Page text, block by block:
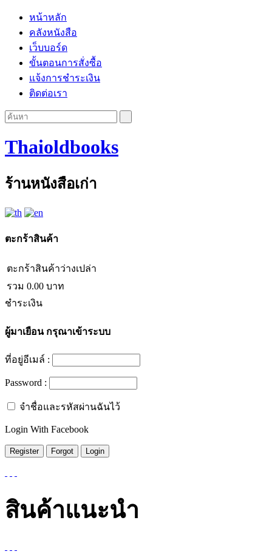
หน้าหลัก
คลังหนังสือ
เว็บบอร์ด
ขั้นตอนการสั่งซื้อ
แจ้งการชำระเงิน
ติดต่อเรา
Thaioldbooks
ร้านหนังสือเก่า
ตะกร้าสินค้า
ตะกร้าสินค้าว่างเปล่า
รวม 0.00 บาท
ชำระเงิน
ผู้มาเยือนกรุณาเข้าระบบ
ที่อยู่อีเมล์ :
Password :
จำชื่อและรหัสผ่านฉันไว้
Login With Facebook
สินค้าแนะนำ